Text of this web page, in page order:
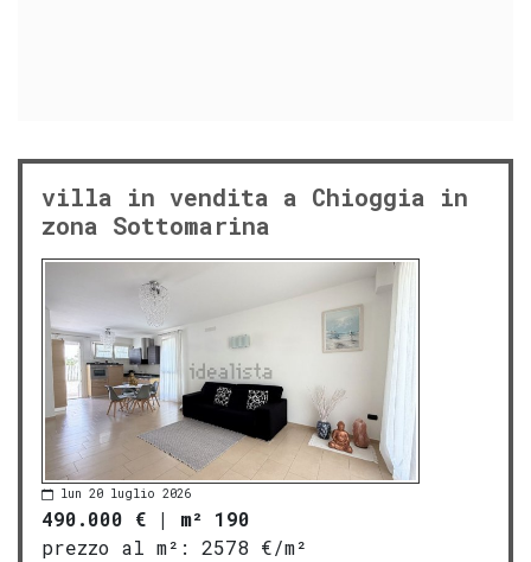
villa in vendita a Chioggia in
zona Sottomarina
lun 20 luglio 2026
490.000 € | m² 190
prezzo al m²:
2578 €/m²